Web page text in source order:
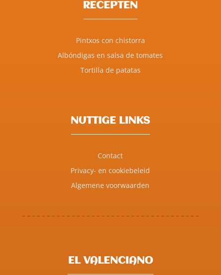
RECEPTEN
Pintxos con chistorra
Albóndigas en salsa de tomates
Tortilla de patatas
NUTTIGE LINKS
Contact
Privacy- en cookiebeleid
Algemene voorwaarden
EL VALENCIANO